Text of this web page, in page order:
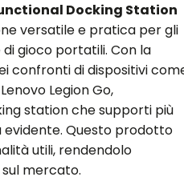
Docking Station
versatile e pratica per gli
gioco portatili. Con la
confronti di dispositivi
Legion Go,
station che supporti più
Questo prodotto
utili, rendendolo
mercato.